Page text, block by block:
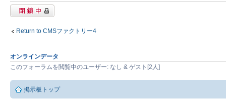
閉鎖中トピック
Return to CMSファクトリー4
オンラインデータ
このフォーラムを閲覧中のユーザー: なし & ゲスト[2人]
掲示板トップ